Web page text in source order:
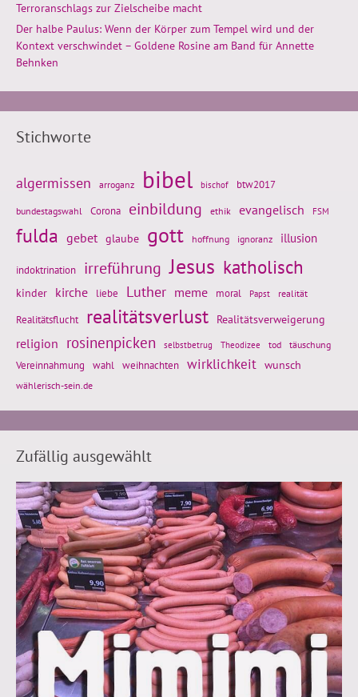
Terroranschlags zur Zielscheibe macht
Der halbe Paulus: Wenn der Körper zum Tempel wird und der
Kontext verschwindet – Goldene Rosine am Band für Annette
Behnken
Stichworte
algermissen arroganz bibel bischof btw2017
bundestagswahl Corona einbildung ethik evangelisch FSM
fulda gebet glaube gott hoffnung ignoranz illusion
indoktrination irreführung Jesus katholisch
kinder kirche liebe Luther meme moral Papst realität
Realitätsflucht realitätsverlust Realitätsverweigerung
religion rosinenpicken selbstbetrug Theodizee tod täuschung
Vereinnahmung wahl weihnachten wirklichkeit wunsch
wählerisch-sein.de
Zufällig ausgewählt